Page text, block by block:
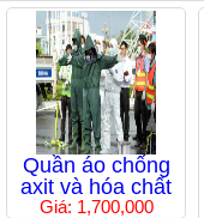
Quần áo chống
axit và hóa chất
Giá: 1,700,000